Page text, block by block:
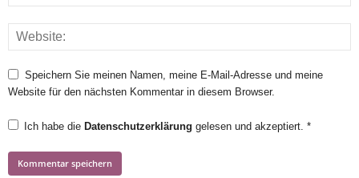
Speichern Sie meinen Namen, meine E-Mail-Adresse und meine
Website für den nächsten Kommentar in diesem Browser.
Ich habe die Datenschutzerklärung gelesen und akzeptiert. *